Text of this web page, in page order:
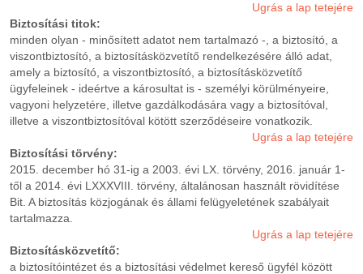
Ugrás a lap tetejére
Biztosítási titok:
minden olyan - minősített adatot nem tartalmazó -, a biztosító, a
viszontbiztosító, a biztosításközvetítő rendelkezésére álló adat,
amely a biztosító, a viszontbiztosító, a biztosításközvetítő
ügyfeleinek - ideértve a károsultat is - személyi körülményeire,
vagyoni helyzetére, illetve gazdálkodására vagy a biztosítóval,
illetve a viszontbiztosítóval kötött szerződéseire vonatkozik.
Ugrás a lap tetejére
Biztosítási törvény:
2015. december hó 31-ig a 2003. évi LX. törvény, 2016. január 1-
től a 2014. évi LXXXVIII. törvény, általánosan használt rövidítése
Bit. A biztosítás közjogának és állami felügyeletének szabályait
tartalmazza.
Ugrás a lap tetejére
Biztosításközvetítő:
a biztosítóintézet és a biztosítási védelmet kereső ügyfél között